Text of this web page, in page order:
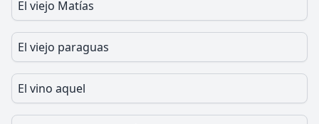
El viejo Matías
El viejo paraguas
El vino aquel